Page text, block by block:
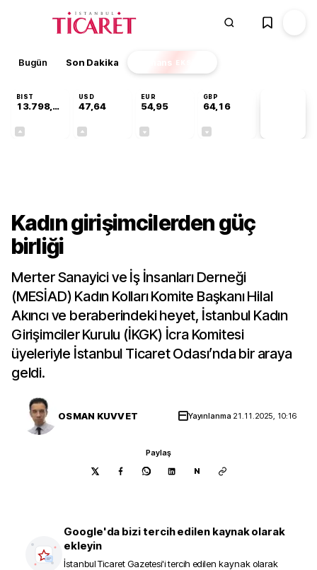
Bugün Son Dakika Finans EKSTRA
BIST
13.798,82
USD
47,64
EUR
54,95
GBP
64,16
Kadın girişimcilerden güç
birliği
Merter Sanayici ve İş İnsanları Derneği
(MESİAD) Kadın Kolları Komite Başkanı Hilal
Akıncı ve beraberindeki heyet, İstanbul Kadın
Girişimciler Kurulu (İKGK) İcra Komitesi
üyeleriyle İstanbul Ticaret Odası’nda bir araya
geldi.
OSMAN KUVVET Yayınlanma 21.11.2025, 10:16
Paylaş
N
Google'da bizi tercih edilen kaynak olarak
ekleyin
İstanbul Ticaret Gazetesi'i tercih edilen kaynak olarak